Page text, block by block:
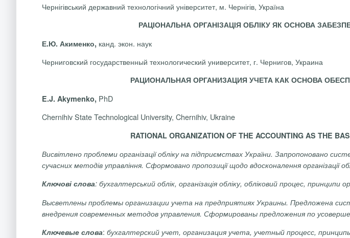
Чернігівський державний технологічний університет, м. Чернігів, Україна
РАЦІОНАЛЬНА ОРГАНІЗАЦІЯ ОБЛІКУ ЯК ОСНОВА
Е.Ю. Акименко, канд. экон. наук
Черниговский государственный технологический университет, г. Чернигов, Украина
РАЦИОНАЛЬНАЯ ОРГАНИЗАЦИЯ УЧЕТА КАК ОСНОВА
E.J. Akymenko, PhD
Chernihiv State Technological University, Chernihiv, Ukraine
RATIONAL ORGANIZATION OF THE ACCOUNTING AS THE
Висвітлено проблеми організації обліку на підприємствах України. Запропоновано
сучасних методів управління. Сформовано пропозиції щодо вдосконалення організації
Ключові слова: бухгалтерський облік, організація обліку, обліковий процес, принципи
Высветлены проблемы организации учета на предприятиях Украины. Предложена
внедрения современных методов управления. Сформированы предложения по
Ключевые слова: бухгалтерский учет, организация учета, учетный процесс,